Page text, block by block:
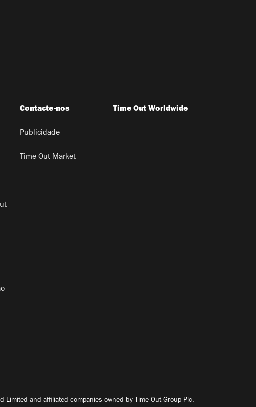
Contacte-nos
Publicidade
Time Out Market
Time Out Worldwide
Limited and affiliated companies owned by Time Out Group Plc.